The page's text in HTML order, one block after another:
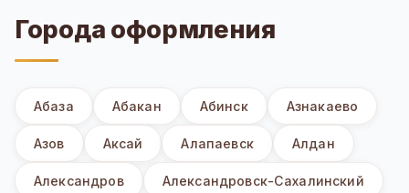
Города оформления
Абаза Абакан Абинск Азнакаево
Азов Аксай Алапаевск Алдан
Александров Александровск-Сахалинский